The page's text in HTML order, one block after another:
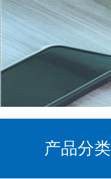
产品分类